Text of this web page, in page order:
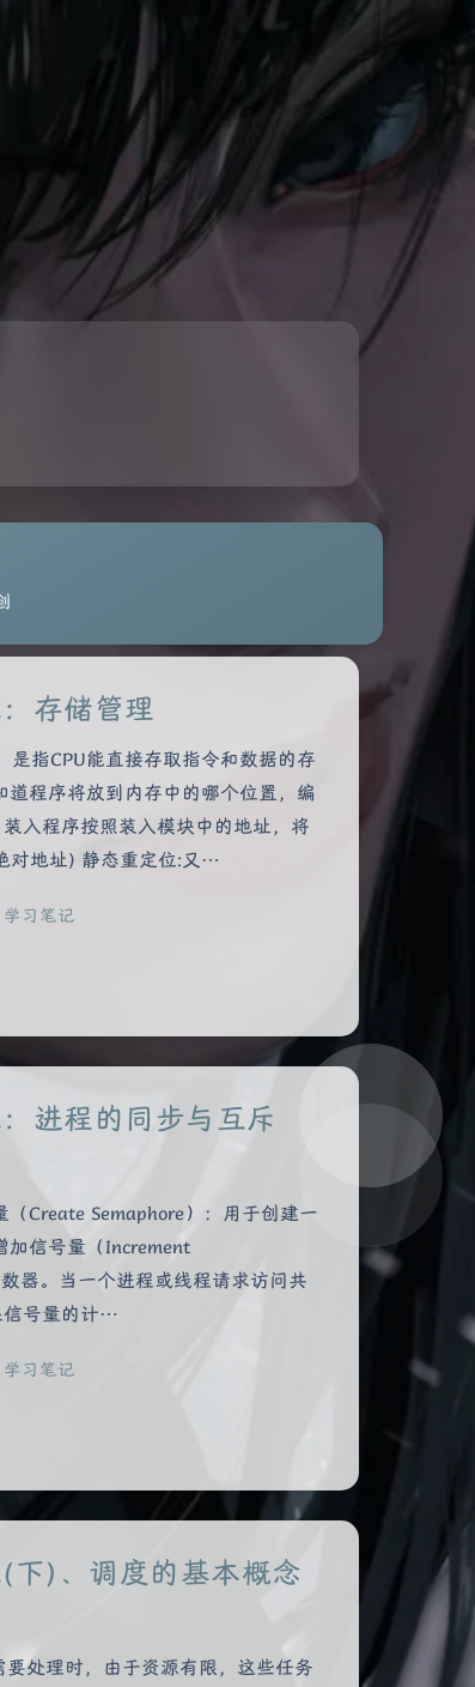
存储管理
是指CPU能直接存取指令和数据的存
程序将放到内存中的哪个位置，编
入程序按照装入模块中的地址，将
对地址) 静态重定位:又…
学习笔记
进程的同步与互斥
Create Semaphore）：用于创建一
加信号量（Increment
器。当一个进程或线程请求访问共
信号量的计…
学习笔记
下)、调度的基本概念
处理时，由于资源有限，这些任务